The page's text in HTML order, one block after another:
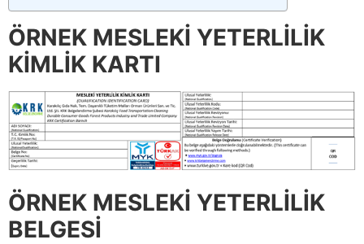
ÖRNEK MESLEKİ YETERLİLİK
KİMLİK KARTI
ÖRNEK MESLEKİ YETERLİLİK
BELGESİ